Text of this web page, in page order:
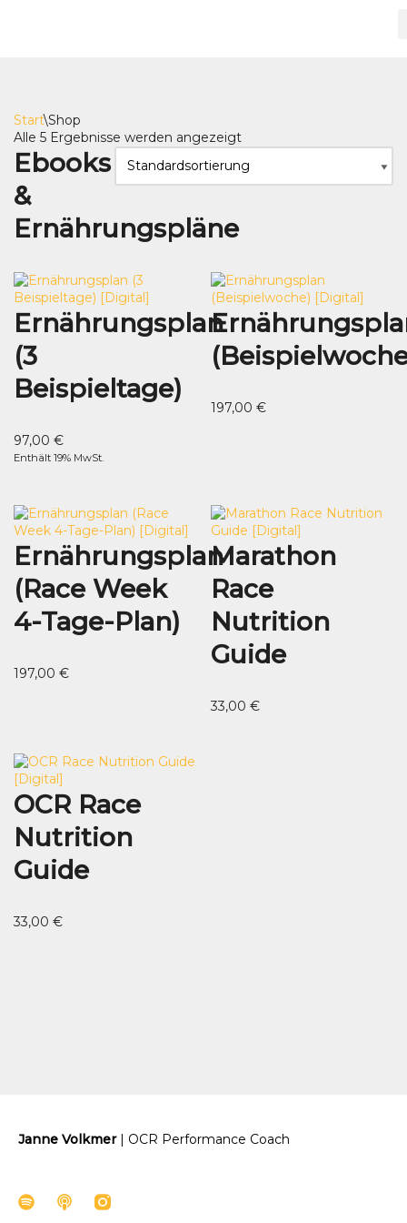
Start\Shop
Alle 5 Ergebnisse werden angezeigt
Ebooks
&
Ernährungspläne
Ernährungsplan
(3
Beispieltage)
97,00 €
Enthält 19% MwSt.
197,00€
Ernährungsplan
(Race Week
4-Tage-Plan)
197,00 €
Marathon
Race
Nutrition
Guide
33,00€
OCR Race
Nutrition
Guide
33,00 €
Janne Volkmer| OCR Performance Coach